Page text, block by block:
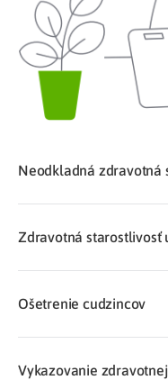
Neodkladná zdravotná
Zdravotná starostlivosť
Ošetrenie cudzincov
Vykazovanie